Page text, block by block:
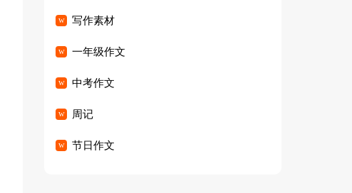
写作素材
一年级作文
中考作文
周记
节日作文